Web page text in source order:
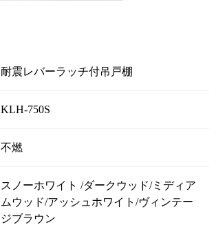
耐震レバーラッチ付吊戸棚
KLH-750S
不燃
スノーホワイト /ダークウッド/ミディア
ムウッド/アッシュホワイト/ヴィンテー
ジブラウン